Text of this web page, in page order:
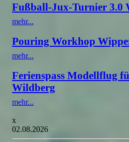
Fußball-Jux-Turnier 3.0
mehr...
Pouring Workhop
mehr...
Ferienspass Modellflug
Wildberg
mehr...
x
02.08.2026